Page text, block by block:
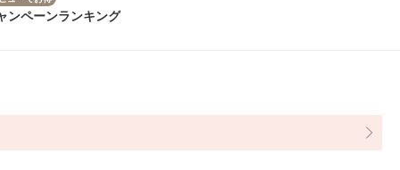
ンペーンランキング